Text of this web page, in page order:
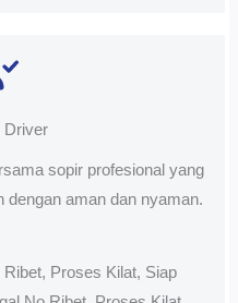
Driver
sopir profesional yang
dengan aman dan nyaman.
Proses Kilat, Siap